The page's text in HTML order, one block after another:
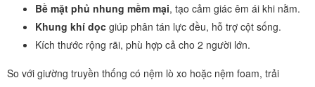
Bề mặt phủ nhung mềm mại, tạo cảm giác êm ái khi nằm.
Khung khí dọc giúp phân tán lực đều, hỗ trợ cột sống.
Kích thước rộng rãi, phù hợp cả cho 2 người lớn.
So với giường truyền thống có nệm lò xo hoặc nệm foam, trải